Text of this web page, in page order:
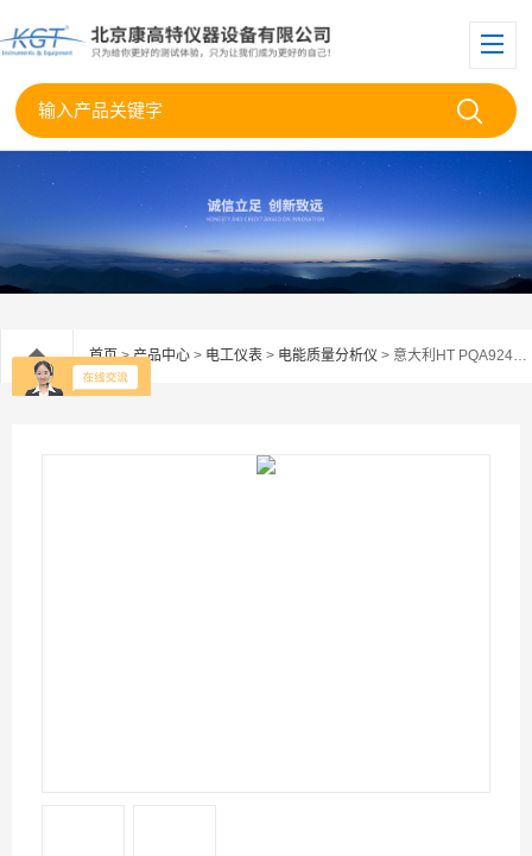
首页>产品中心 > 电工仪表 > 电能质量分析仪 > 意大利HT PQA924电能质量分析仪